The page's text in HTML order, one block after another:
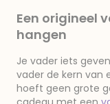
Een origineel
hangen
Je vader iets
vader de kern van
hoeft geen grote